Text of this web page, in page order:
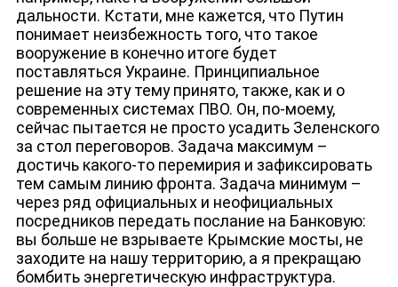
дальности. Кстати, мне кажется, что Путин
понимает неизбежность того, что такое
вооружение в конечно итоге будет
поставляться Украине. Принципиальное
решение на эту тему принято, также, как и о
современных системах ПВО. Он, по-моему,
сейчас пытается не просто усадить Зеленского
за стол переговоров. Задача максимум –
достичь какого-то перемирия и зафиксировать
тем самым линию фронта. Задача минимум –
через ряд официальных и неофициальных
посредников передать послание на Банковую:
вы больше не взрываете Крымские мосты, не
заходите на нашу территорию, а я прекращаю
бомбить энергетическую инфраструктура.